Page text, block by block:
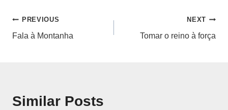
Navegação
de
PREVIOUS
Fala à Montanha
NEXT
Tomar o reino à força
Similar Posts